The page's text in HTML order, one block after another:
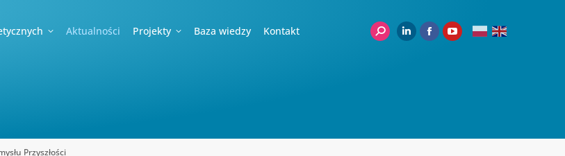
Aktualności Projekty Baza wiedzy Kontakt
Przyszłości